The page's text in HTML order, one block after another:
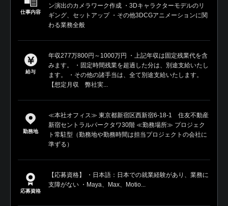
仕事内容
ン演出のカメラワーク作成 ・3Dキャラクターモデルのリ
ギング、セットアップ ・その他3DCGアニメーションに関
わる業務全般
給与
年収277万800円～1000万円 ・上記年収は固定残業代を含
みます。 ・固定時間残業を超過した分は、別途支給いたし
ます。 ・その他の諸手当は、全て別途支給いたします。
【想定月収 弊社実...
勤務地
≪本社オフィス≫ 東京都新宿区西新宿6-18-1 住友不動産
新宿セントラルパークタワ30階 ≪勤務場所≫ プロジェク
ト常駐型（勤務地や勤務時間は担当プロジェクトの会社に
準ずる）
応募資格
【応募資格】 ・日本語：日本での就業経験があり、業務に
支障がない ・Maya、Max、Motio...